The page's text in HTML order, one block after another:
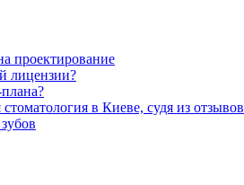
проектирование
лицензии?
в Киеве, судя из отзывов